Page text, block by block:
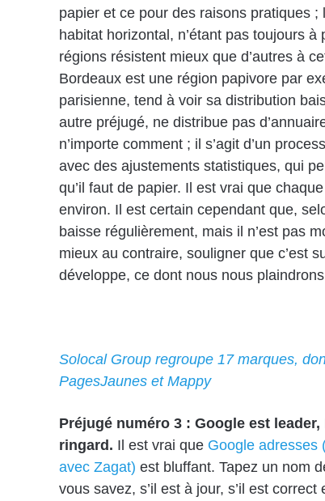
papier et ce pour des raisons pratiques ;
habitat horizontal, n’étant pas toujours
régions résistent mieux que d’autres à
Bordeaux est une région papivore par
parisienne, tend à voir sa distribution
autre préjugé, ne distribue pas
n’importe comment ; il s’agit d’un
avec des ajustements statistiques, qui
qu’il faut de papier. Il est vrai que
environ. Il est certain cependant que,
baisse régulièrement, mais il n’est pas
mieux au contraire, souligner que c’est
développe, ce dont nous nous
Solocal Group regroupe 17 marques,
PagesJaunes et Mappy
Préjugé numéro 3 : Google est
ringard. Il est vrai que Google adresses
avec Zagat) est bluffant. Tapez un nom
vous savez, s’il est à jour, s’il est correct